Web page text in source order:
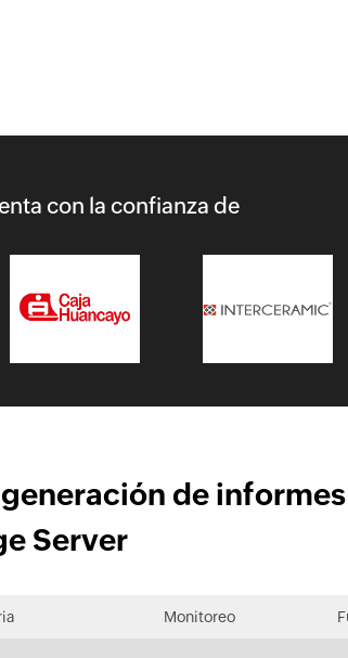
con la confianza de
de
Server
Monitoreo